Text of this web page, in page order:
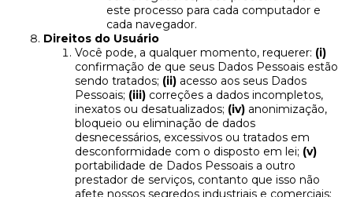
este processo para cada computador e
cada navegador.
Direitos do Usuário
Você pode, a qualquer momento, requerer: (i)
confirmação de que seus Dados Pessoais estão
sendo tratados; (ii) acesso aos seus Dados
Pessoais; (iii) correções a dados incompletos,
inexatos ou desatualizados; (iv) anonimização,
bloqueio ou eliminação de dados
desnecessários, excessivos ou tratados em
desconformidade com o disposto em lei; (v)
portabilidade de Dados Pessoais a outro
prestador de serviços, contanto que isso não
afete nossos segredos industriais e comerciais;